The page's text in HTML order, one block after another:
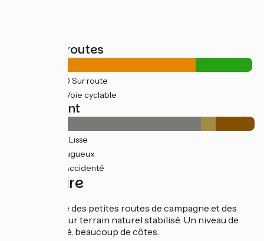
Types de routes
(76%) Sur route
(23%) Voie cyclable
Revêtement
(79%) Lisse
(6%) Rugueux
(16%) Accidenté
L’itinéraire
Partage entre des petites routes de campagne et des
voies vertes sur terrain naturel stabilisé. Un niveau de
difficulté élevé, beaucoup de côtes.